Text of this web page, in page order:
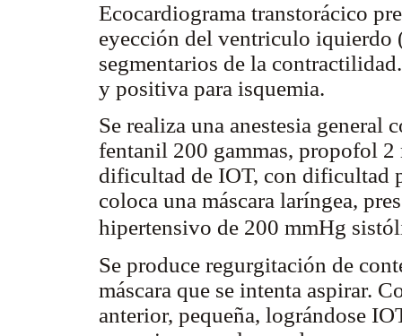
Ecocardiograma transtorácico
eyección del ventriculo iquierdo
segmentarios de la
y positiva para isquemia.
Se realiza una anestesia
fentanil 200 gammas, propofol
dificultad de IOT, con dificultad
coloca una máscara laríngea,
hipertensivo de 200 mmHg
Se produce regurgitación de
máscara que se intenta aspirar.
anterior, pequeña, lográndose